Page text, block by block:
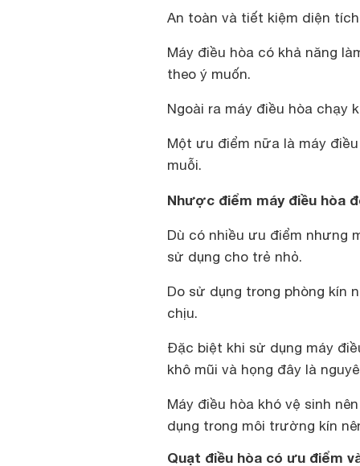
An toàn và tiết kiệm diện
Máy điều hòa có khả năng
theo ý muốn.
Ngoài ra máy điều hòa chạy
Một ưu điểm nữa là máy
muỗi.
Nhược điểm máy điều hòa
Dù có nhiều ưu điểm nhưng
sử dụng cho trẻ nhỏ.
Do sử dụng trong phòng kín
chịu.
Đặc biệt khi sử dụng máy
khô mũi và họng đây là
Máy điều hòa khó vệ sinh
dụng trong môi trường kín
Quạt điều hòa có ưu điểm